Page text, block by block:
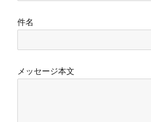
件名
メッセージ本文